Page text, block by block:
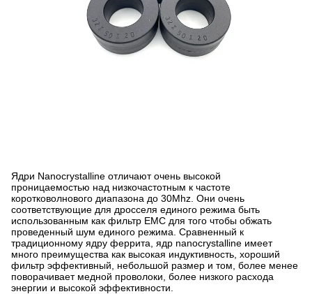
Ядри Nanocrystalline отличают очень высокой
проницаемостью над низкочастотным к частоте
коротковолнового диапазона до 30Mhz. Они очень
соответствующие для дросселя единого режима быть
использованным как фильтр EMC для того чтобы обжать
проведенный шум единого режима. Сравненный к
традиционному ядру феррита, ядр nanocrystalline имеет
много преимущества как высокая индуктивность, хороший
фильтр эффективный, небольшой размер и том, более менее
поворачивает медной проволоки, более низкого расхода
энергии и высокой эффективности.